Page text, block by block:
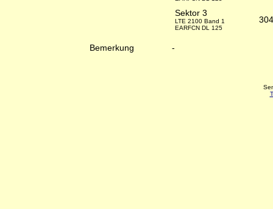
Sektor 3
LTE 2100 Band 1
EARFCN DL 125
Bemerkung -